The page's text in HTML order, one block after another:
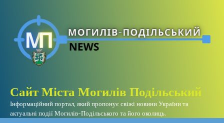
вмісту
Сайт Міста Могилів Подільський
Інформаційний портал, який пропонує свіжі новини України та
актуальні події Могилів-Подільського та його околиць.